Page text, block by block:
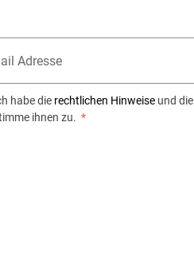
habe die rechtlichen Hinweise und die
ihnen zu. *